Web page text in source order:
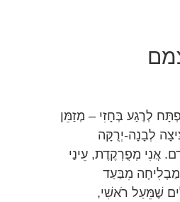
לְרֶגַע בְּחָזִי – מְזַמֵּן
לְבָנָה-יְרֻקָּה
אֲנִי מְפֻרְקֶדֶת, עֵינַי
מִבַּעַד
שֶׁמֵּעַל רֹאשִׁי,